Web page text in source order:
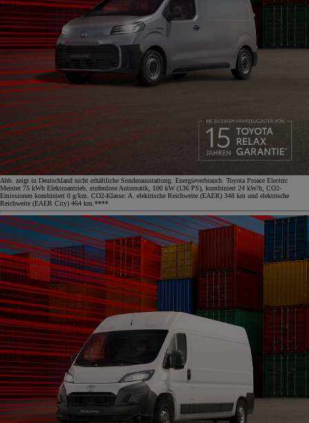
Abb. zeigt in Deutschland nicht erhältliche Sonderausstattung. Energieverbrauch Toyota Proace Electric
Meister 75 kWh Elektroantrieb, stufenlose Automatik, 100 kW (136 PS), kombiniert 24 kW/h, CO2-
Emissionen kombiniert 0 g/km. CO2-Klasse: A. elektrische Reichweite (EAER) 348 km und elektrische
Reichweite (EAER City) 464 km.****